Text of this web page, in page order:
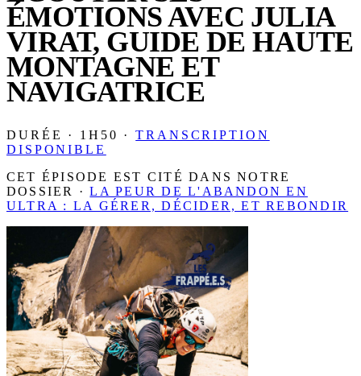
ÉMOTIONS AVEC JULIA
VIRAT, GUIDE DE HAUTE
MONTAGNE ET
NAVIGATRICE
DURÉE · 1H50 ·TRANSCRIPTION
DISPONIBLE
CET ÉPISODE EST CITÉ DANS NOTRE
DOSSIER ·LA PEUR DE L'ABANDON EN
ULTRA : LA GÉRER, DÉCIDER, ET REBONDIR